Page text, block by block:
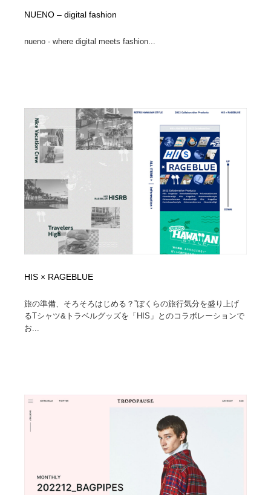
NUENO – digital fashion
nueno - where digital meets fashion...
HIS × RAGEBLUE
旅の準備、そろそろはじめる？”ぼくらの旅行気分を盛り上げ
るTシャツ&トラベルグッズを「HIS」とのコラボレーションで
お...